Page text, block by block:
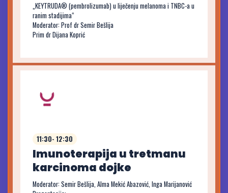
„KEYTRUDA® (pembrolizumab) u liječenju melanoma i TNBC-a u
ranim stadijima“
Moderator: Prof dr Semir Bešlija
Prim dr Dijana Koprić
11:30- 12:30
Imunoterapija u tretmanu
karcinoma dojke
Moderator: Semir Bešlija, Alma Mekić Abazović, Inga Marijanović